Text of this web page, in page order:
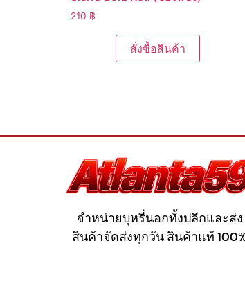
210 ฿
สั่งซื้อสินค้า
จำหน่ายบุหรี่นอกทั้งปลีกและส่ง
สินค้าจัดส่งทุกวัน สินค้าแท้